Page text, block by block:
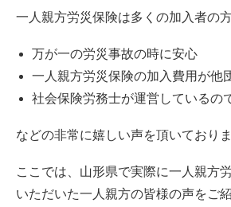
一人親方労災保険は多くの加入者の方
万が一の労災事故の時に安心
一人親方労災保険の加入費用が他
社会保険労務士が運営しているの
などの非常に嬉しい声を頂いておりま
ここでは、山形県で実際に一人親方
いただいた一人親方の皆様の声をご